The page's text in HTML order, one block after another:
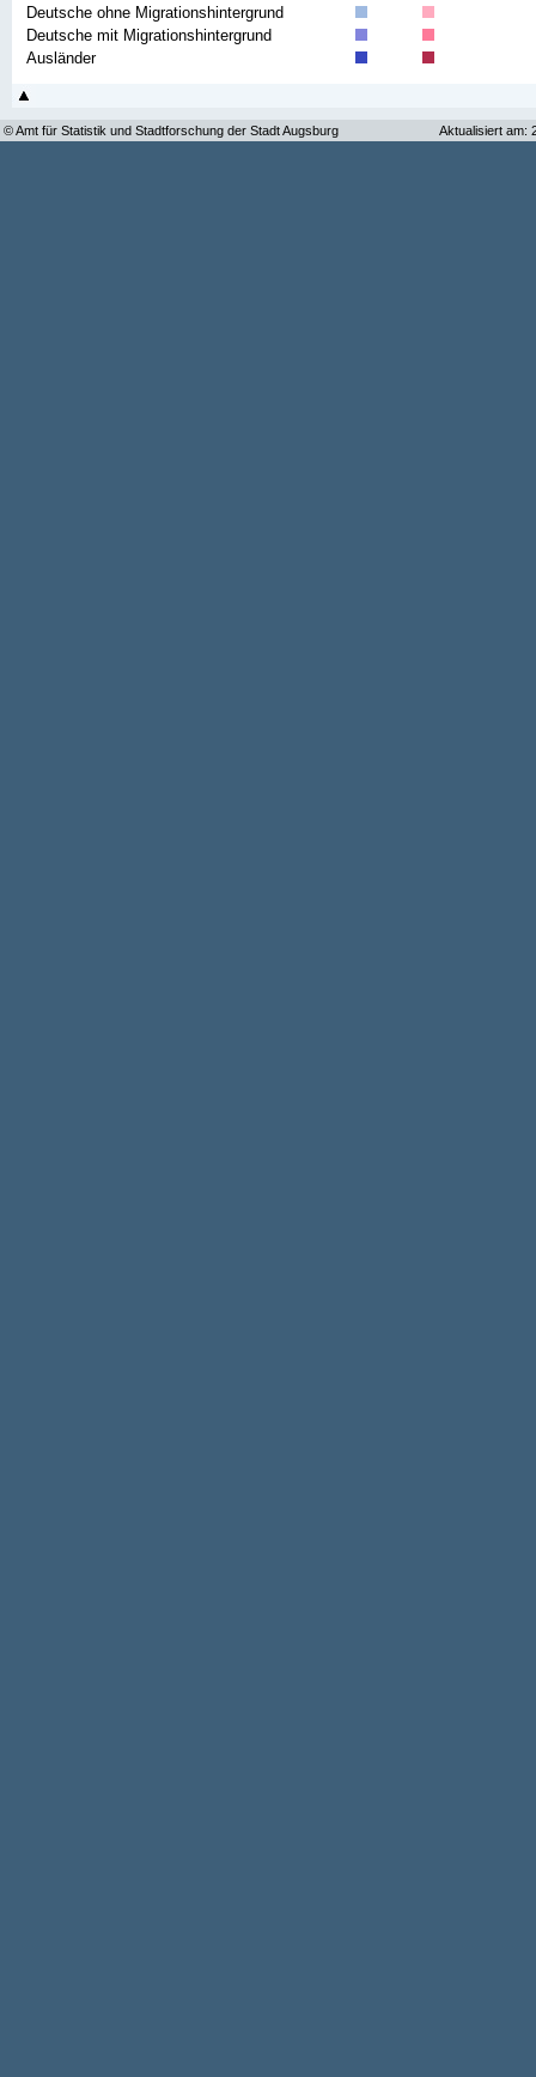
Deutsche ohne Migrationshintergrund
Deutsche mit Migrationshintergrund
Ausländer
© Amt für Statistik und Stadtforschung der Stadt Augsburg Aktualisiert am: